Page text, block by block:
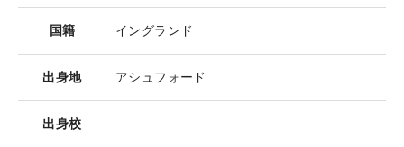
国籍 イングランド
出身地 アシュフォード
出身校